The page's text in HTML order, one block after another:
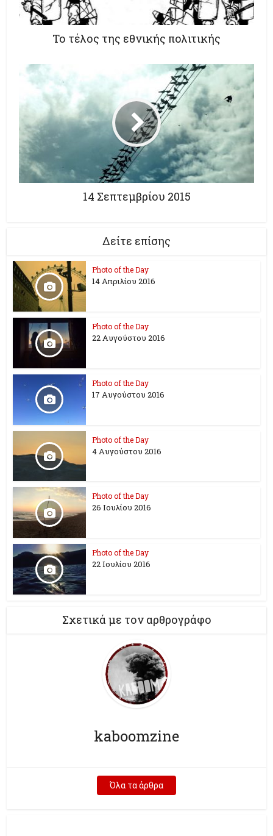
Το τέλος της εθνικής πολιτικής
14 Σεπτεμβρίου 2015
Δείτε επίσης
Photo of the Day
14 Απριλίου 2016
Photo of the Day
22 Αυγούστου 2016
Photo of the Day
17 Aυγούστου 2016
Photo of the Day
4 Αυγούστου 2016
Photo of the Day
26 Ioυλίου 2016
Photo of the Day
22 Ιουλίου 2016
Σχετικά με τον αρθρογράφο
kaboomzine
Όλα τα άρθρα